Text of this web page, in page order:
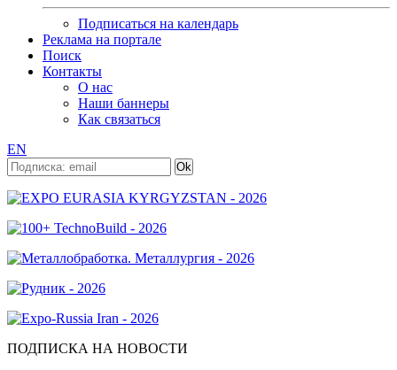
Подписаться на календарь
Реклама на портале
Поиск
Контакты
О нас
Наши баннеры
Как связаться
EN
ПОДПИСКА НА НОВОСТИ